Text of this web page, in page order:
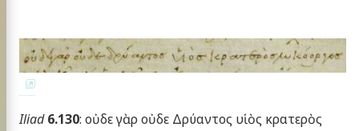
Iliad 6.130: οὐδε γὰρ οὐδε Δρύαντος υἱὸς κρατερὸς